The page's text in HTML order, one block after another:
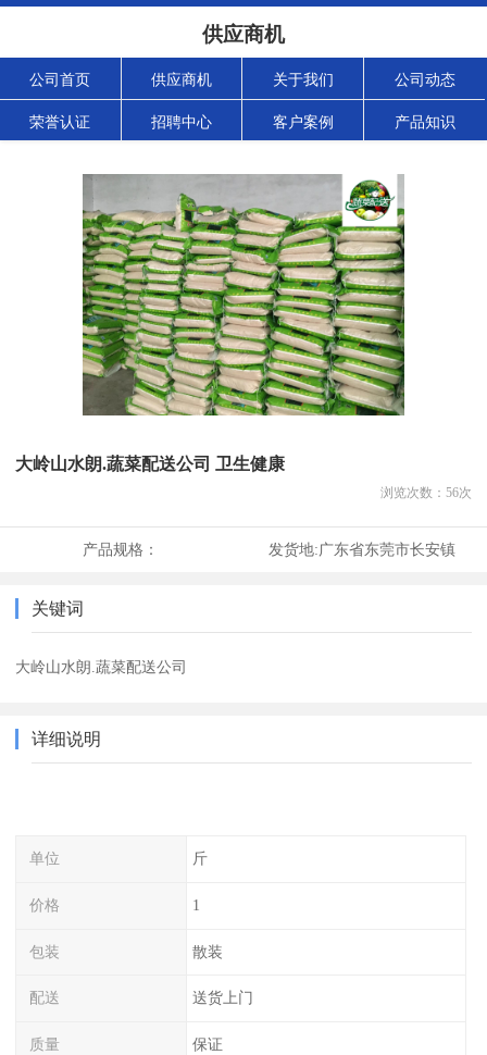
供应商机
公司首页 供应商机 关于我们 公司动态
荣誉认证 招聘中心 客户案例 产品知识
大岭山水朗.蔬菜配送公司 卫生健康
浏览次数： 56次
产品规格： 发货地:广东省东莞市长安镇
关键词
大岭山水朗.蔬菜配送公司
详细说明
单位 斤
价格 1
包装 散装
配送 送货上门
质量 保证